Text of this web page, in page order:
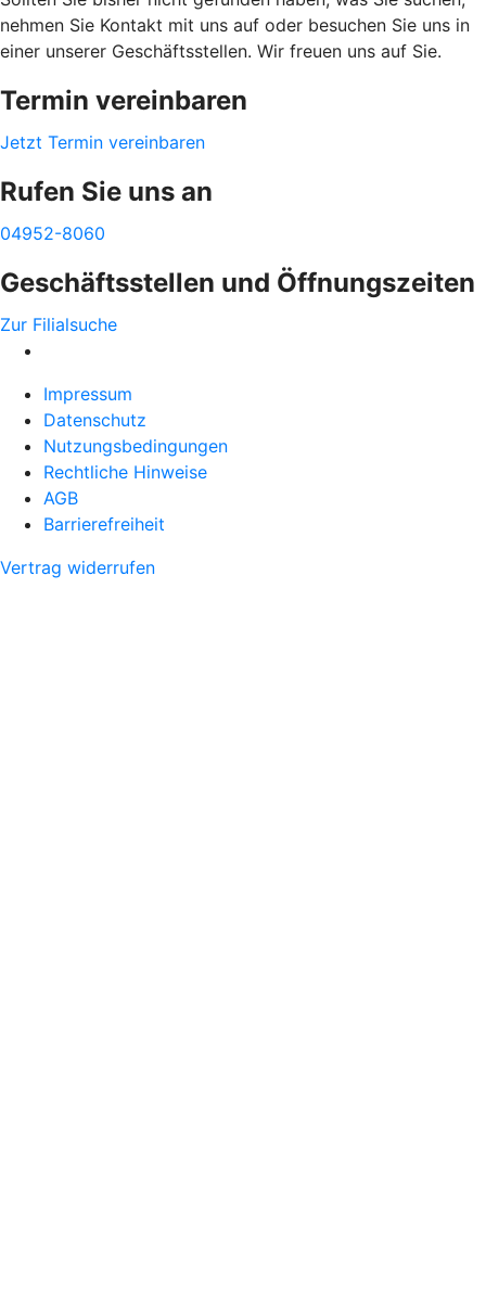
nehmen Sie Kontakt mit uns auf oder besuchen Sie uns in
einer unserer Geschäftsstellen. Wir freuen uns auf Sie.
Termin vereinbaren
Jetzt Termin vereinbaren
Rufen Sie uns an
04952-8060
Geschäftsstellen und Öffnungszeiten
Zur Filialsuche
Impressum
Datenschutz
Nutzungsbedingungen
Rechtliche Hinweise
AGB
Barrierefreiheit
Vertrag widerrufen